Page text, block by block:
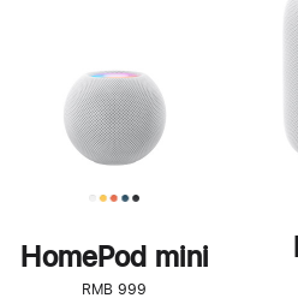
HomePod mini
RMB 999